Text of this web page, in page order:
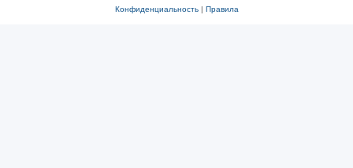
Конфиденциальность| Правила